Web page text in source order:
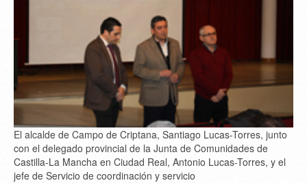
El alcalde de Campo de Criptana, Santiago Lucas-Torres, junto
con el delegado provincial de la Junta de Comunidades de
Castilla-La Mancha en Ciudad Real, Antonio Lucas-Torres, y el
jefe de Servicio de coordinación y servicio